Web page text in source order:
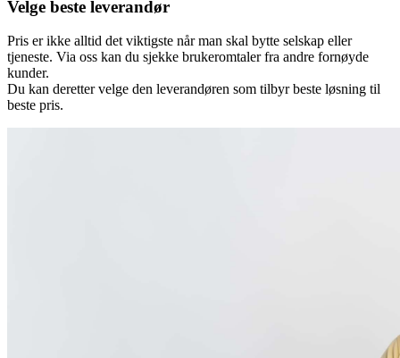
Velge beste leverandør
Pris er ikke alltid det viktigste når man skal bytte selskap eller
tjeneste. Via oss kan du sjekke brukeromtaler fra andre fornøyde
kunder.
Du kan deretter velge den leverandøren som tilbyr beste løsning til
beste pris.